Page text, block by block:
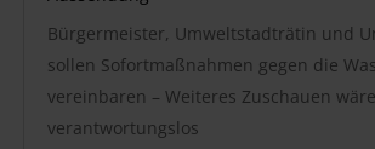
Bürgermeister, Umweltstadträtin und
sollen Sofortmaßnahmen gegen die
vereinbaren – Weiteres Zuschauen
verantwortungslos